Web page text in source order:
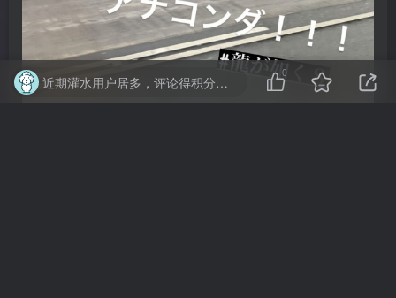
近期灌水用户居多，评论得积分已取消，禁止恶意灌水评论，否则可能被删除、或封号
0